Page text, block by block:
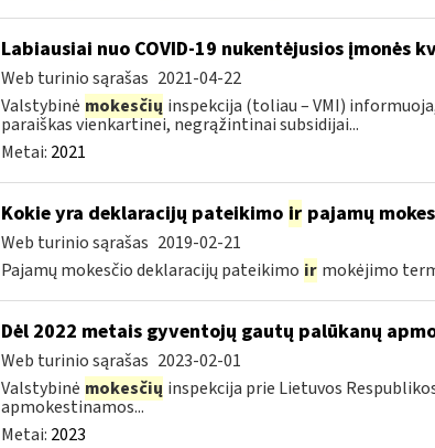
Labiausiai nuo COVID-19 nukentėjusios
Web turinio sąrašas 2021-04-22
Valstybinė mokesčių inspekcija (toliau – VMI)
paraiškas vienkartinei, negrąžintinai subsidijai...
Metai: 2021
Kokie yra deklaracijų pateikimo irpajamų
Web turinio sąrašas 2019-02-21
Pajamų mokesčio deklaracijų pateikimo ir mokėjimo
Dėl 2022 metais gyventojų gautų palūkanų
Web turinio sąrašas 2023-02-01
Valstybinė mokesčių inspekcija prie Lietuvos
apmokestinamos...
Metai: 2023